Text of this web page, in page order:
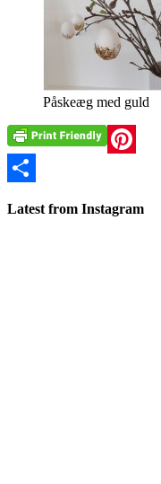
Påskeæg med guld
Pinterest
Latest from Instagram